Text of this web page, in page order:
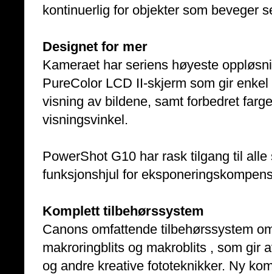
kontinuerlig for objekter som beveger
Designet for mer
Kameraet har seriens høyeste
PureColor LCD II-skjerm som gir
visning av bildene, samt forbedret
visningsvinkel.
PowerShot G10 har rask tilgang til
funksjonshjul for
Komplett tilbehørssystem
Canons omfattende tilbehørssystem
makroringblits og makroblits , som gir
og andre kreative fototeknikker. Ny